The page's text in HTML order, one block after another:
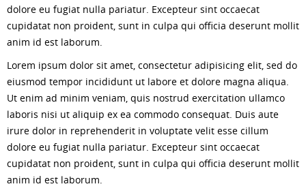
dolore eu fugiat nulla pariatur. Excepteur sint occaecat
cupidatat non proident, sunt in culpa qui officia deserunt mollit
anim id est laborum.
Lorem ipsum dolor sit amet, consectetur adipisicing elit, sed do
eiusmod tempor incididunt ut labore et dolore magna aliqua.
Ut enim ad minim veniam, quis nostrud exercitation ullamco
laboris nisi ut aliquip ex ea commodo consequat. Duis aute
irure dolor in reprehenderit in voluptate velit esse cillum
dolore eu fugiat nulla pariatur. Excepteur sint occaecat
cupidatat non proident, sunt in culpa qui officia deserunt mollit
anim id est laborum.